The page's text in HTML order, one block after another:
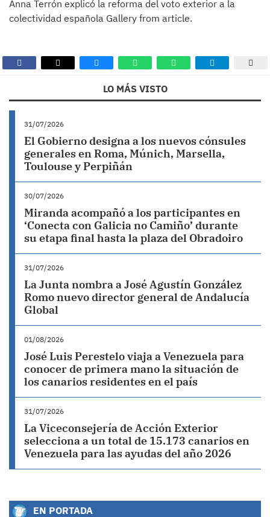
Anna Terrón explicó la reforma del voto exterior a la
colectividad española Gallery from article.
LO MÁS VISTO
31/07/2026
El Gobierno designa a los nuevos cónsules
generales en Roma, Múnich, Marsella,
Toulouse y Perpiñán
30/07/2026
Miranda acompañó a los participantes en
‘Conecta con Galicia no Camiño’ durante
su etapa final hasta la plaza del Obradoiro
31/07/2026
La Junta nombra a José Agustín González
Romo nuevo director general de Andalucía
Global
01/08/2026
José Luis Perestelo viaja a Venezuela para
conocer de primera mano la situación de
los canarios residentes en el país
31/07/2026
La Viceconsejería de Acción Exterior
selecciona a un total de 15.173 canarios en
Venezuela para las ayudas del año 2026
EN PORTADA